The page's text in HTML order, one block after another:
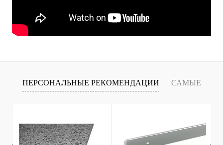
ПЕРСОНАЛЬНЫЕ РЕКОМЕНДАЦИИ САМЫЕ
ПРОДАВАЕМЫЕ ТОВАРЫ